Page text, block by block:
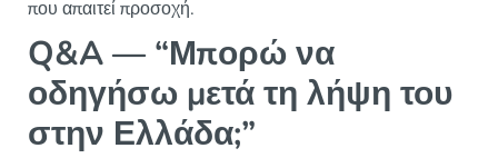
που απαιτεί προσοχή.
Q&A — “Μπορώ να
οδηγήσω μετά τη λήψη του
στην Ελλάδα;”